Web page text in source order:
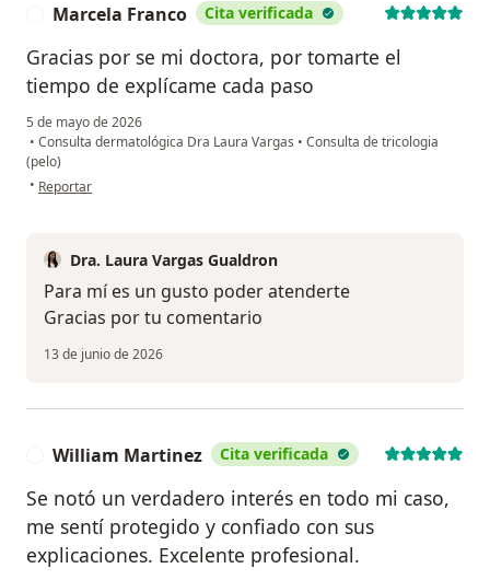
Marcela Franco Cita verificada
Gracias por se mi doctora, por tomarte el
tiempo de explícame cada paso
5 de mayo de 2026
• Consulta dermatológica Dra Laura Vargas • Consulta de tricologia
(pelo)
• en opinión del usuario Marcela Franco
Reportar
Dra. Laura Vargas Gualdron
Para mí es un gusto poder atenderte
Gracias por tu comentario
13 de junio de 2026
William Martinez Cita verificada
Se notó un verdadero interés en todo mi caso,
me sentí protegido y confiado con sus
explicaciones. Excelente profesional.